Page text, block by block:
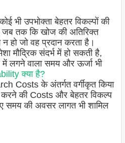
भी उपभोक्ता बेहतर विकल्पों की
तक कि खोज की अतिरिक्त
हो जो वह प्रदान करता है।
मौद्रिक संदर्भ में हो सकती है,
में लगने वाला समय और ऊर्जा भी
क्या है?
Costs के अंतर्गत वर्गीकृत किया
करने की Costs और बेहतर विकल्प
समय की अवसर लागत भी शामिल